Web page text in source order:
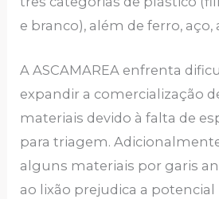
e branco), além de ferro,
A ASCAMAREA enfrenta
expandir a comercialização
materiais devido à falta de
para triagem.
alguns materiais por garis
ao lixão prejudica a potencial